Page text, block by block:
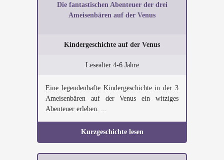
Die fantastischen Abenteuer der drei
Ameisenbären auf der Venus
Kindergeschichte auf der Venus
Lesealter 4-6 Jahre
Eine legendenhafte Kindergeschichte in der 3
Ameisenbären auf der Venus ein witziges
Abenteuer erleben. ...
Kurzgeschichte lesen